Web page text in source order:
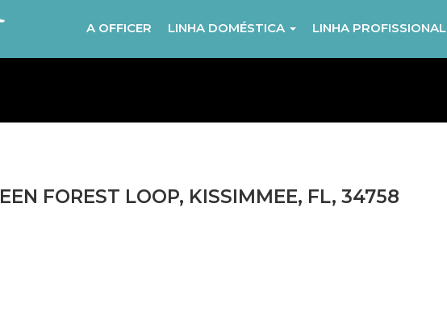
A OFFICER LINHA DOMÉSTICA LINHA PROFISSIONAL
FOREST LOOP, KISSIMMEE, FL, 34758